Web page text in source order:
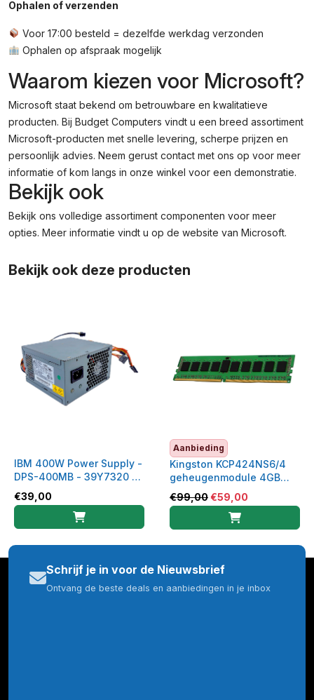
Ophalen of verzenden
Voor 17:00 besteld = dezelfde werkdag verzonden
Ophalen op afspraak mogelijk
Waarom kiezen voor Microsoft?
Microsoft staat bekend om betrouwbare en kwalitatieve
producten. Bij Budget Computers vindt u een breed assortiment
Microsoft-producten met snelle levering, scherpe prijzen en
persoonlijk advies. Neem gerust contact met ons op voor meer
informatie of kom langs in onze winkel voor een demonstratie.
Bekijk ook
Bekijk ons volledige assortiment componenten voor meer
opties. Meer informatie vindt u op de website van Microsoft.
Bekijk ook deze producten
IBM 400W Power Supply -
DPS-400MB - 39Y7320 -
39Y7321
€39,00
Aanbieding
Kingston KCP424NS6/4
geheugenmodule 4GB
DDR4 RAM 2400 MHz
€99,00€59,00
Schrijf je in voor de Nieuwsbrief
Ontvang de beste deals en aanbiedingen in je inbox